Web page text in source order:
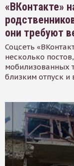
«ВКонтакте»
они требуют
Соцсеть
несколько
мобилизованных
близким отпуск и